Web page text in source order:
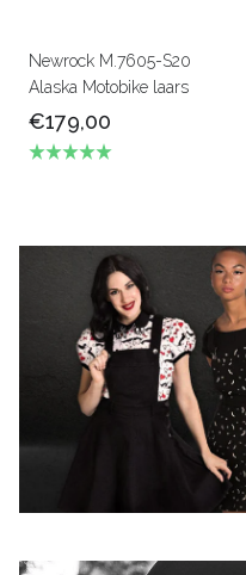
Newrock M.7605-S20
Alaska Motobike laars
€179,00